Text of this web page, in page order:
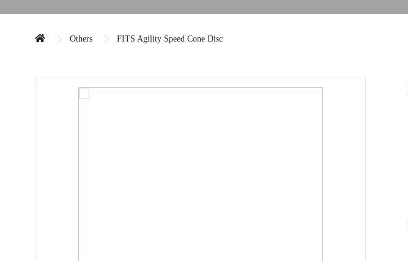
Others FITS Agility Speed Cone Disc